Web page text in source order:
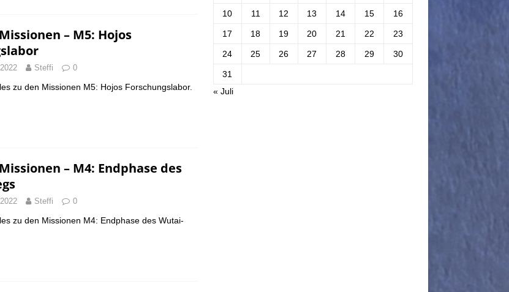
– M5: Hojos
Steffi 0
zu den Missionen M5: Hojos Forschungslabor.
Missionen – M4: Endphase des
Steffi 0
zu den Missionen M4: Endphase des Wutai-
10 11 12 13 14 15 16
17 18 19 20 21 22 23
24 25 26 27 28 29 30
31
« Juli